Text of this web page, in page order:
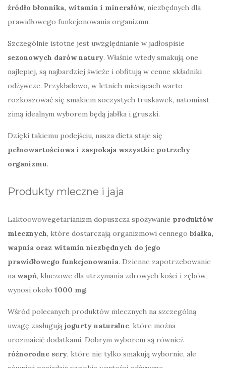
źródło błonnika, witamin i minerałów, niezbędnych dla
prawidłowego funkcjonowania organizmu.
Szczególnie istotne jest uwzględnianie w jadłospisie
sezonowych darów natury. Właśnie wtedy smakują one
najlepiej, są najbardziej świeże i obfitują w cenne składniki
odżywcze. Przykładowo, w letnich miesiącach warto
rozkoszować się smakiem soczystych truskawek, natomiast
zimą idealnym wyborem będą jabłka i gruszki.
Dzięki takiemu podejściu, nasza dieta staje się
pełnowartościowa i zaspokaja wszystkie potrzeby
organizmu.
Produkty mleczne i jaja
Laktoowowegetarianizm dopuszcza spożywanie produktów
mlecznych, które dostarczają organizmowi cennego białka,
wapnia oraz witamin niezbędnych do jego
prawidłowego funkcjonowania. Dzienne zapotrzebowanie
na wapń, kluczowe dla utrzymania zdrowych kości i zębów,
wynosi około 1000 mg.
Wśród polecanych produktów mlecznych na szczególną
uwagę zasługują jogurty naturalne, które można
urozmaicić dodatkami. Dobrym wyborem są również
różnorodne sery, które nie tylko smakują wybornie, ale